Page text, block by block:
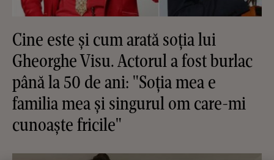
Cine este și cum arată soția lui
Gheorghe Visu. Actorul a fost burlac
până la 50 de ani: "Soția mea e
familia mea și singurul om care-mi
cunoaște fricile"